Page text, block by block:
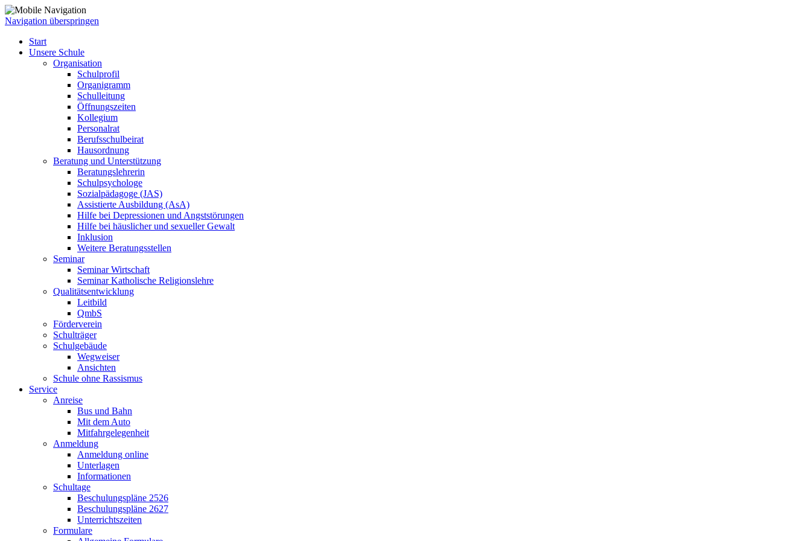
Navigation überspringen
Start
Unsere Schule
Organisation
Schulprofil
Organigramm
Schulleitung
Öffnungszeiten
Kollegium
Personalrat
Berufsschulbeirat
Hausordnung
Beratung und Unterstützung
Beratungslehrerin
Schulpsychologe
Sozialpädagoge (JAS)
Assistierte Ausbildung (AsA)
Hilfe bei Depressionen und Angststörungen
Hilfe bei häuslicher und sexueller Gewalt
Inklusion
Weitere Beratungsstellen
Seminar
Seminar Wirtschaft
Seminar Katholische Religionslehre
Qualitätsentwicklung
Leitbild
QmbS
Förderverein
Schulträger
Schulgebäude
Wegweiser
Ansichten
Schule ohne Rassismus
Service
Anreise
Bus und Bahn
Mit dem Auto
Mitfahrgelegenheit
Anmeldung
Anmeldung online
Unterlagen
Informationen
Schultage
Beschulungspläne 2526
Beschulungspläne 2627
Unterrichtszeiten
Formulare